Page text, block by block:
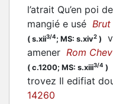
l’atrait Qu’en poi
mangié e usé Brut
( s.xii3/4; MS: s.xiv2 )
amener Rom Chev
( c.1200; MS: s.xiii3/4 )
trovez Il edifiat
14260